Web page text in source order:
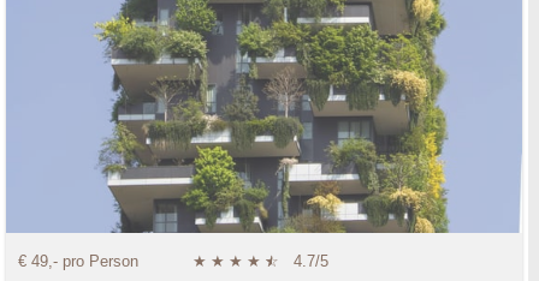
€ 49,- pro Person ★ ★ ★ ★ ★
☆ 4.7/5